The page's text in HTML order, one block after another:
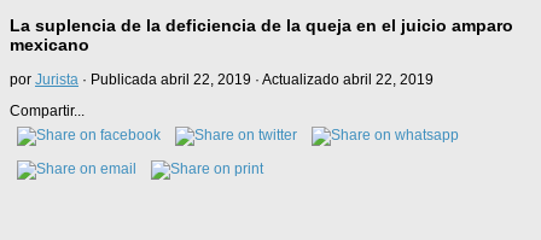
La suplencia de la deficiencia de la queja en el juicio amparo
mexicano
por Jurista · Publicada abril 22, 2019 · Actualizado abril 22, 2019
Compartir...